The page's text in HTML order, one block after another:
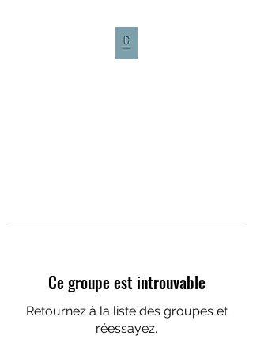
Ce groupe est introuvable
Retournez à la liste des groupes et
réessayez.